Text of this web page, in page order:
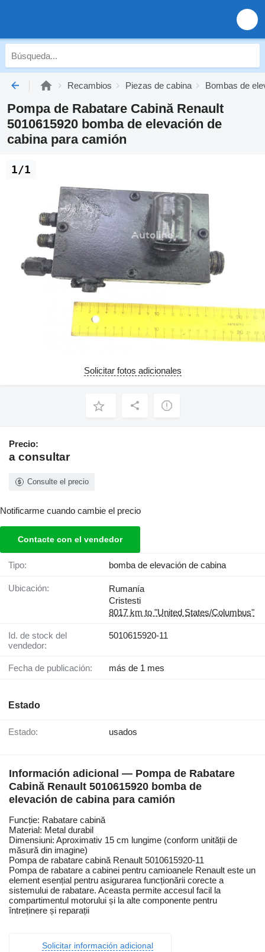
Recambios Piezas de cabina Bombas de
Pompa de Rabatare Cabină Renault
5010615920 bomba de elevación de
cabina para camión
1/1
Solicitar fotos adicionales
Precio:
a consultar
Consulte el precio
Notificarme cuando cambie el precio
Contacte con el vendedor
Tipo: bomba de elevación de cabina
Ubicación:
Rumanía
Cristesti
8017 km to "United States/Columbus"
Id. de stock del
vendedor:
5010615920-11
Fecha de publicación: más de 1 mes
Estado
Estado: usados
Información adicional — Pompa de Rabatare
Cabină Renault 5010615920 bomba de
elevación de cabina para camión
Funcție: Rabatare cabină
Material: Metal durabil
Dimensiuni: Aproximativ 15 cm lungime (conform unității de
măsură din imagine)
Pompa de rabatare cabină Renault 5010615920-11
Pompa de rabatare a cabinei pentru camioanele Renault este un
element esențial pentru asigurarea funcționării corecte a
sistemului de rabatare. Aceasta permite accesul facil la
compartimentul motorului și la alte componente pentru
întreținere și reparații
Solicitar información adicional